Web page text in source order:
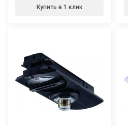
Купить в 1 клик